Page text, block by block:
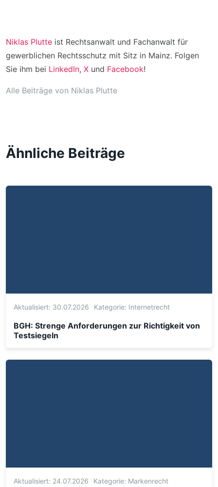
Niklas Plutte ist Rechtsanwalt und Fachanwalt für
gewerblichen Rechtsschutz mit Sitz in Mainz. Folgen
Sie ihm bei LinkedIn, X und Facebook!
Alle Beiträge von Niklas Plutte
Ähnliche Beiträge
Aktualisiert: 30.07.2026 Kategorie: Internetrecht
BGH: Strenge Anforderungen zur Richtigkeit von
Testsiegeln
Aktualisiert: 24.07.2026 Kategorie: Markenrecht